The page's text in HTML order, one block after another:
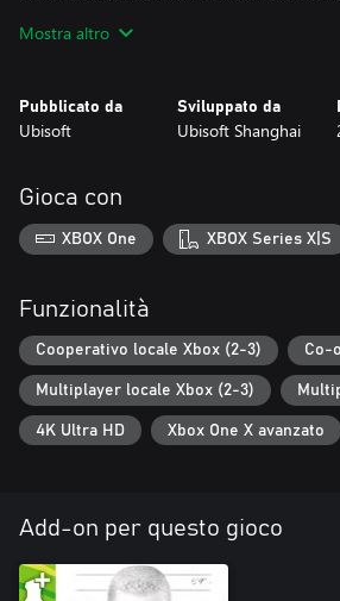
alla deriva alle tempeste di sabbia accecanti,
da polvere e fumo.
Attenzione. le funzioni online di questo
supportate. La modalità multigiocatore e
sono più attive.
Mostra altro
Pubblicato da
Ubisoft
Sviluppato da
Ubisoft Shanghai
Gioca con
XBOX One XBOX Series X|S
Funzionalità
Cooperativo locale Xbox (2-3) Co-
Multiplayer locale Xbox (2-3)
4K Ultra HD Xbox One X avanzato
Add-on per questo gioco